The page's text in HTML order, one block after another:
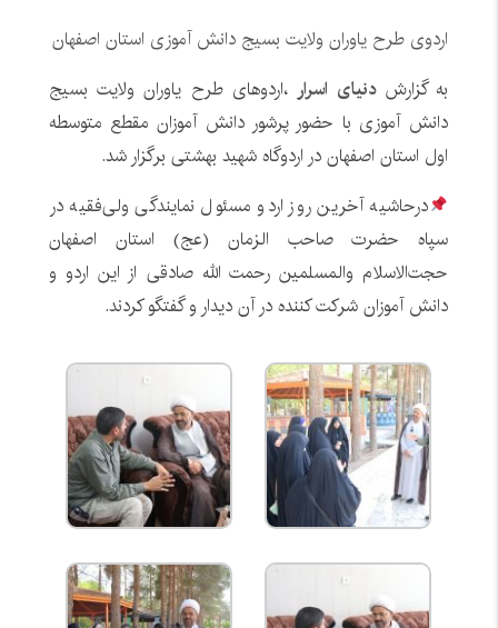
اردوی طرح یاوران ولایت بسیج دانش آموزی استان اصفهان
به گزارش دنیای اسرار ،اردوهای طرح یاوران ولایت بسیج
دانش آموزی با حضور پرشور دانش آموزان مقطع متوسطه
اول استان اصفهان در اردوگاه شهید بهشتی برگزار شد.
درحاشیه آخرین روز اردو مسئول نمایندگی ولی‌فقیه در
سپاه حضرت صاحب الزمان (عج) استان اصفهان
حجت‌الاسلام والمسلمین رحمت الله صادقی از این اردو و
دانش آموزان شرکت کننده در آن دیدار و گفتگو کردند.